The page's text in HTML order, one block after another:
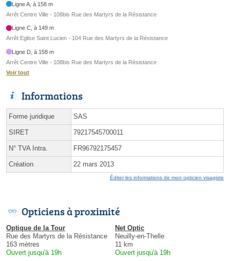
Ligne A, à 158 m
Arrêt Centre Ville - 108bis Rue des Martyrs de la Résistance
Ligne C, à 149 m
Arrêt Eglise Saint Lucien - 104 Rue des Martyrs de la Résistance
Ligne D, à 158 m
Arrêt Centre Ville - 108bis Rue des Martyrs de la Résistance
Voir tout
Informations
Forme juridique SAS
SIRET 79217545700011
N° TVA Intra. FR96792175457
Création 22 mars 2013
Éditer les informations de mon opticien visagiste
Opticiens à proximité
Optique de la Tour
Rue des Martyrs de la Résistance
163 mètres
Ouvert jusqu'à 19h
Net Optic
Neuilly-en-Thelle
11 km
Ouvert jusqu'à 19h